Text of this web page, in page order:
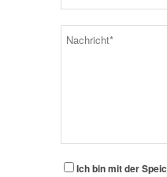
Ich bin mit der